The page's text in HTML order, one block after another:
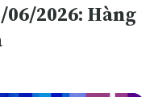
2026: Hàng